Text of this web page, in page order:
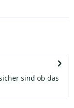
sind ob das